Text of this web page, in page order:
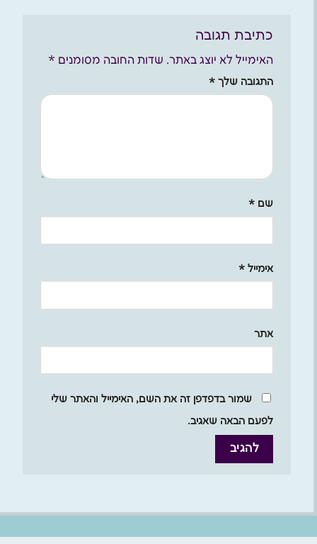
כתיבת תגובה
האימייל לא יוצג באתר. שדות החובה מסומנים *
התגובה שלך *
שם *
אימייל *
אתר
שמור בדפדפן זה את השם, האימייל והאתר שלי
לפעם הבאה שאגיב.